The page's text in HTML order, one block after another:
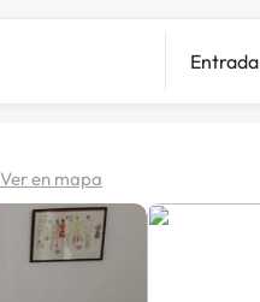
Entrada
Ver en mapa